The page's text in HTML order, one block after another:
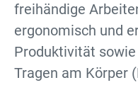
freihändige
ergonomisch und
Produktivität
Tragen am Körper